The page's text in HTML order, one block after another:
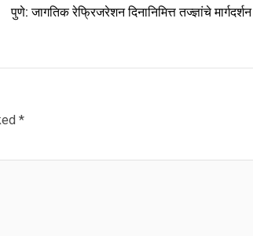
पुणे: जागतिक रेफ्रिजरेशन दिनानिमित्त तज्ज्ञांचे मार्गदर्शन
*